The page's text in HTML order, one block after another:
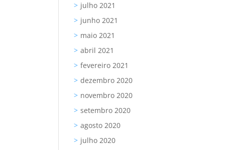
julho 2021
junho 2021
maio 2021
abril 2021
fevereiro 2021
dezembro 2020
novembro 2020
setembro 2020
agosto 2020
julho 2020